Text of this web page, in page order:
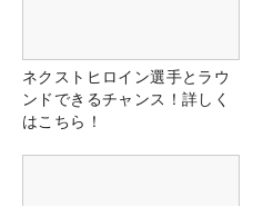
ネクストヒロイン選手とラウ
ンドできるチャンス！詳しく
はこちら！